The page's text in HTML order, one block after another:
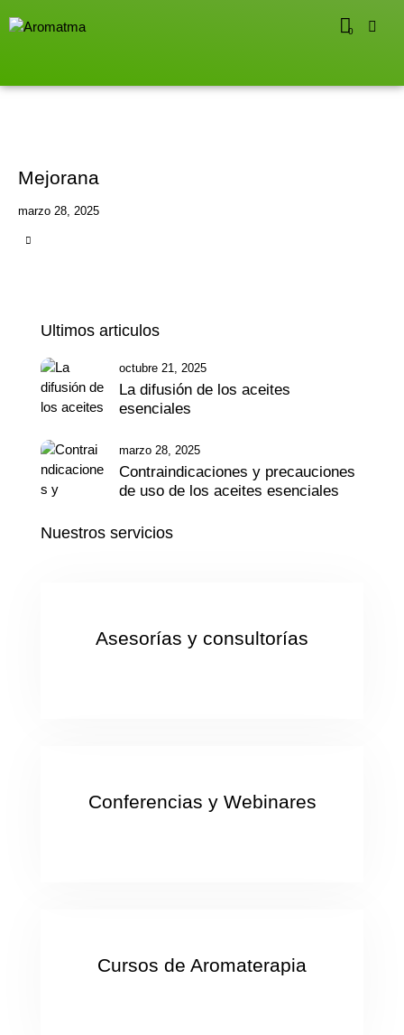
0
Mejorana
marzo 28, 2025
Ultimos articulos
octubre 21, 2025
La difusión de los aceites
esenciales
marzo 28, 2025
Contraindicaciones y precauciones
de uso de los aceites esenciales
Nuestros servicios
Asesorías y consultorías
Conferencias y Webinares
Cursos de Aromaterapia